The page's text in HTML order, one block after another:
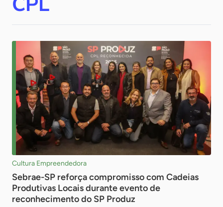
Cultura Empreendedora
Sebrae-SP reforça compromisso com Cadeias
Produtivas Locais durante evento de
reconhecimento do SP Produz